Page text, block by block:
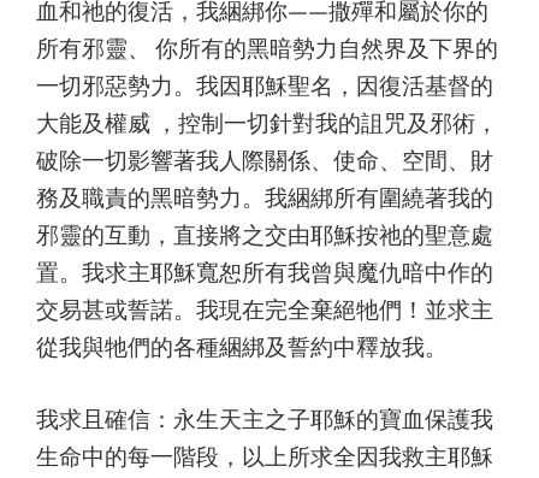
血和祂的復活，我綑綁你——撒殫和屬於你的
所有邪靈、 你所有的黑暗勢力自然界及下界的
一切邪惡勢力。我因耶穌聖名，因復活基督的
大能及權威 ，控制一切針對我的詛咒及邪術，
破除一切影響著我人際關係、使命、空間、財
務及職責的黑暗勢力。我綑綁所有圍繞著我的
邪靈的互動，直接將之交由耶穌按祂的聖意處
置。我求主耶穌寬恕所有我曾與魔仇暗中作的
交易甚或誓諾。我現在完全棄絕牠們！並求主
從我與牠們的各種綑綁及誓約中釋放我。
我求且確信：永生天主之子耶穌的寶血保護我
生命中的每一階段，以上所求全因我救主耶穌